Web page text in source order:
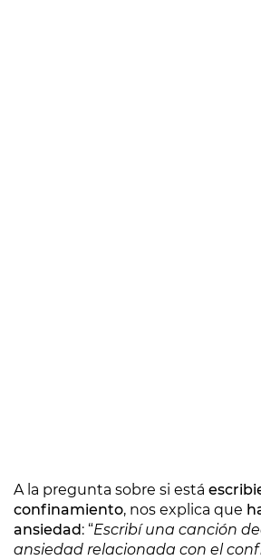
A la pregunta sobre si está
confinamiento, nos explica que
ansiedad: “Escribí una canción
ansiedad relacionada con el